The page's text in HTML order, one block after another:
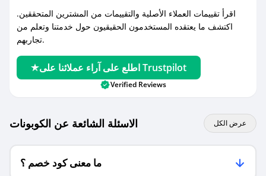
اقرأ تقييمات العملاء الأصلية والتقييمات من المشترين المتحققين.
اكتشف ما يعتقده المستخدمون الحقيقيون حول خدمتنا وتعلم من
تجاربهم.
اطلع على آراء عملائنا على Trustpilot
Verified Reviews
الاسئلة الشائعة عن الكوبونات عرض الكل
ما معنى كود خصم ؟